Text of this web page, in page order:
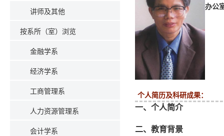
讲师及其他
按系所（室）浏览
金融学系
经济学系
工商管理系
人力资源管理系
会计学系
办公
个人简历及科研成果：
一、个人简介
二、教育背景